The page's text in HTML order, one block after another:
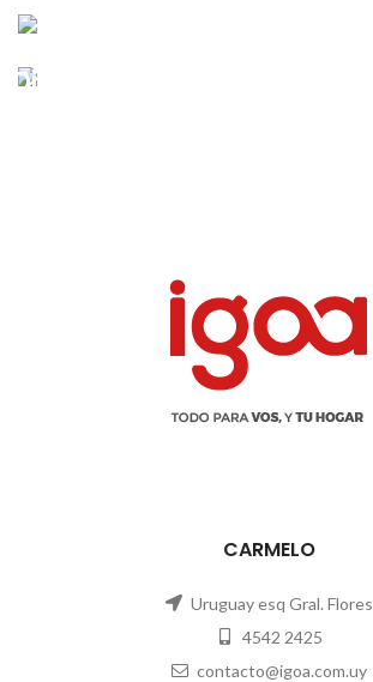
Discounts 30%
CARMELO
Uruguay esq Gral. Flores
4542 2425
contacto@igoa.com.uy